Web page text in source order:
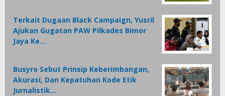
Terkait Dugaan Black Campaign, Yusril
Ajukan Gugatan PAW Pilkades Bimor
Jaya Ke…
Busyro Sebut Prinsip Keberimbangan,
Akurasi, Dan Kepatuhan Kode Etik
Jurnalistik…